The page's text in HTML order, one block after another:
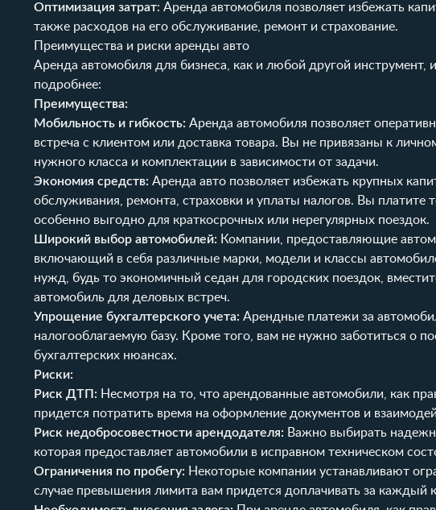
Оптимизация затрат: Аренда автомобиля позволяет избежать
также расходов на его обслуживание, ремонт и страхование.
Преимущества и риски аренды авто
Аренда автомобиля для бизнеса, как и любой другой
подробнее:
Преимущества:
Мобильность и гибкость: Аренда автомобиля позволяет
встреча с клиентом или доставка товара. Вы не привязаны к
нужного класса и комплектации в зависимости от задачи.
Экономия средств: Аренда авто позволяет избежать крупных
обслуживания, ремонта, страховки и уплаты налогов. Вы платите
особенно выгодно для краткосрочных или нерегулярных поездок.
Широкий выбор автомобилей: Компании, предоставляющие
включающий в себя различные марки, модели и классы
нужд, будь то экономичный седан для городских поездок,
автомобиль для деловых встреч.
Упрощение бухгалтерского учета: Арендные платежи за
налогооблагаемую базу. Кроме того, вам не нужно заботиться о
бухгалтерских нюансах.
Риски:
Риск ДТП: Несмотря на то, что арендованные автомобили, как
придется потратить время на оформление документов и
Риск недобросовестности арендодателя: Важно выбирать
которая предоставляет автомобили в исправном техническом
Ограничения по пробегу: Некоторые компании устанавливают
случае превышения лимита вам придется доплачивать за каждый